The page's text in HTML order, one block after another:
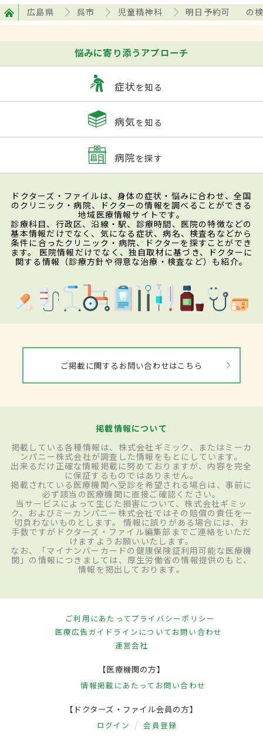
広島県 呉市 児童精神科 明日予約可 の
悩みに寄り添うアプローチ
症状を知る
病気を知る
病院を探す
ドクターズ・ファイルは、身体の症状・悩みに合わせ、全国
のクリニック・病院、ドクターの情報を調べることができる
地域医療情報サイトです。
診療科目、行政区、沿線・駅、診療時間、医院の特徴などの
基本情報だけでなく、気になる症状、病名、検査名などから
条件に合ったクリニック・病院、ドクターを探すことができ
ます。 医院情報だけでなく、独自取材に基づき、ドクターに
関する情報（診療方針や得意な治療・検査など）も紹介。
ご掲載に関するお問い合わせはこちら
掲載情報について
掲載している各種情報は、株式会社ギミック、またはミーカ
ンパニー株式会社が調査した情報をもとにしています。
出来るだけ正確な情報掲載に努めておりますが、内容を完全
に保証するものではありません。
掲載されている医療機関へ受診を希望される場合は、事前に
必ず該当の医療機関に直接ご確認ください。
当サービスによって生じた損害について、株式会社ギミッ
ク、およびミーカンパニー株式会社ではその賠償の責任を一
切負わないものとします。 情報に誤りがある場合には、お
手数ですがドクターズ・ファイル編集部までご連絡をいただ
けますようお願いいたします。
なお、「マイナンバーカードの健康保険証利用可能な医療機
関」の情報につきましては、厚生労働省の情報提供のもと、
情報を掲出しております。
ご利用にあたってプライバシーポリシー
医療広告ガイドラインについてお問い合わせ
運営会社
【医療機関の方】
情報掲載にあたって お問い合わせ
【ドクターズ・ファイル会員の方】
ログイン 会員登録